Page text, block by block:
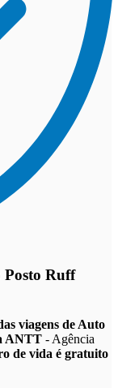
Posto Ruff
viagens de Auto
ANTT - Agência
de vida é gratuito